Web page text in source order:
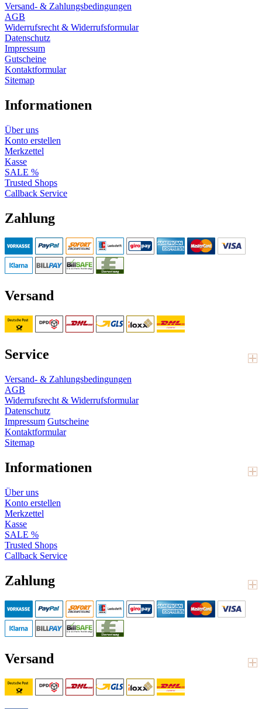
Versand- & Zahlungsbedingungen
AGB
Widerrufsrecht & Widerrufsformular
Datenschutz
Impressum
Gutscheine
Kontaktformular
Sitemap
Informationen
Über uns
Konto erstellen
Merkzettel
Kasse
SALE %
Trusted Shops
Callback Service
Zahlung
Versand
Service
Versand- & Zahlungsbedingungen
AGB
Widerrufsrecht & Widerrufsformular
Datenschutz
Impressum Gutscheine
Kontaktformular
Sitemap
Informationen
Über uns
Konto erstellen
Merkzettel
Kasse
SALE %
Trusted Shops
Callback Service
Zahlung
Versand